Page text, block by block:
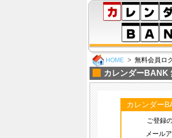
HOME 無料会員ロ
カレンダーBANK
カレンダー
ご登録
メール